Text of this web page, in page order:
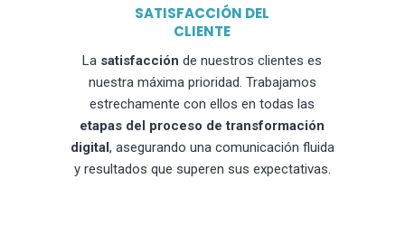
SATISFACCIÓN DEL
CLIENTE
La satisfacción de nuestros clientes es
nuestra máxima prioridad. Trabajamos
estrechamente con ellos en todas las
etapas del proceso de transformación
digital, asegurando una comunicación fluida
y resultados que superen sus expectativas.